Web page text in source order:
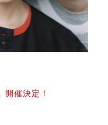
催決定！